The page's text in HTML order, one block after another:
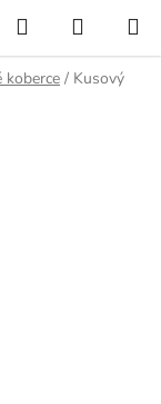
Hľadať
KOŠÍK
koberce / Kusový